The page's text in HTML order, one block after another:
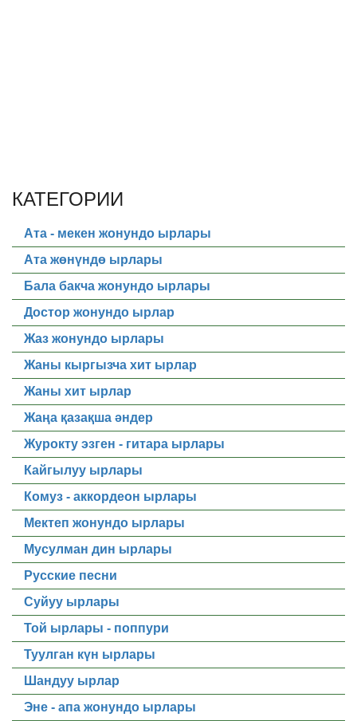
КАТЕГОРИИ
Ата - мекен жонундо ырлары
Ата жөнүндө ырлары
Бала бакча жонундо ырлары
Достор жонундо ырлар
Жаз жонундо ырлары
Жаны кыргызча хит ырлар
Жаны хит ырлар
Жаңа қазақша әндер
Журокту эзген - гитара ырлары
Кайгылуу ырлары
Комуз - аккордеон ырлары
Мектеп жонундо ырлары
Мусулман дин ырлары
Русские песни
Суйуу ырлары
Той ырлары - поппури
Туулган күн ырлары
Шандуу ырлар
Эне - апа жонундо ырлары